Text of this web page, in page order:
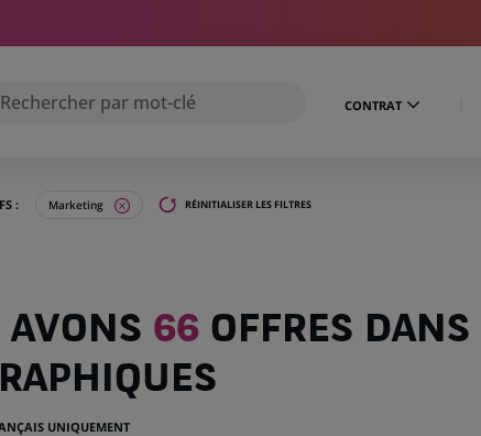
CONTRAT
: Marketing RÉINITIALISER LES FILTRES
AVONS 66OFFRES DANS
UNIQUEMENT